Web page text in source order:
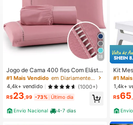
18
Jogo de Cama 400 fios Com Elástic
o Padrão Hotel Solteiro Casal Quee
n King
#1 Mais Vendido
em Diariamente Conjuntos de lençóis com fronhas
4,4k+ vendido
(1000+)
R$23 ,99 -73% Último dia
Envio Nacional 4-7 dias
Kit
a
#1
1,4k+
R$65